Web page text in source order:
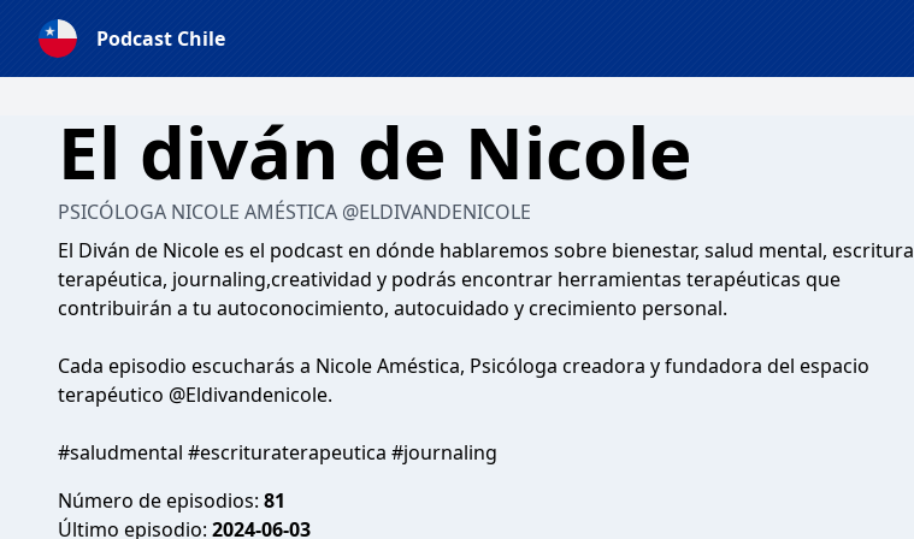
Podcast Chile
El diván de Nicole
PSICÓLOGA NICOLE AMÉSTICA @ELDIVANDENICOLE
El Diván de Nicole es el podcast en dónde hablaremos sobre bienestar, salud mental, escritura
terapéutica, journaling,creatividad y podrás encontrar herramientas terapéuticas que
contribuirán a tu autoconocimiento, autocuidado y crecimiento personal.
Cada episodio escucharás a Nicole Améstica, Psicóloga creadora y fundadora del espacio
terapéutico @Eldivandenicole.
#saludmental #escrituraterapeutica #journaling
Número de episodios: 81
Último episodio: 2024-06-03